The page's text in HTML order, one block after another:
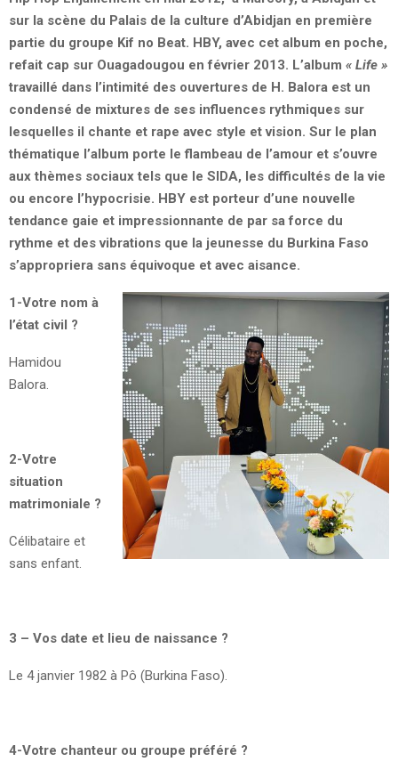
sur la scène du Palais de la culture d’Abidjan en première
partie du groupe Kif no Beat. HBY, avec cet album en poche,
refait cap sur Ouagadougou en février 2013. L’album « Life »
travaillé dans l’intimité des ouvertures de H. Balora est un
condensé de mixtures de ses influences rythmiques sur
lesquelles il chante et rape avec style et vision. Sur le plan
thématique l’album porte le flambeau de l’amour et s’ouvre
aux thèmes sociaux tels que le SIDA, les difficultés de la vie
ou encore l’hypocrisie. HBY est porteur d’une nouvelle
tendance gaie et impressionnante de par sa force du
rythme et des vibrations que la jeunesse du Burkina Faso
s’appropriera sans équivoque et avec aisance.
1-Votre nom à
l’état civil ?
Hamidou
Balora.
2-Votre
situation
matrimoniale ?
Célibataire et
sans enfant.
3 – Vos date et lieu de naissance ?
Le 4 janvier 1982 à Pô (Burkina Faso).
4-Votre chanteur ou groupe préféré ?